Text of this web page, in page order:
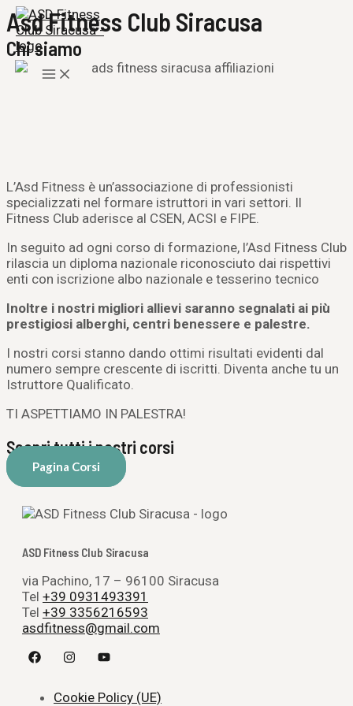
Vai
al
contenuto
Main
Menu
Asd Fitness Club Siracusa
Chi siamo
L’Asd Fitness è un’associazione di professionisti
specializzati nel formare istruttori in vari settori. Il
Fitness Club aderisce al CSEN, ACSI e FIPE.
In seguito ad ogni corso di formazione, l’Asd Fitness Club
rilascia un diploma nazionale riconosciuto dai rispettivi
enti con iscrizione albo nazionale e tesserino tecnico
Inoltre i nostri migliori allievi saranno segnalati ai più
prestigiosi alberghi, centri benessere e palestre.
I nostri corsi stanno dando ottimi risultati evidenti dal
numero sempre crescente di iscritti. Diventa anche tu un
Istruttore Qualificato.
TI ASPETTIAMO IN PALESTRA!
Scopri tutti i nostri corsi
Pagina Corsi
ASD Fitness Club Siracusa
via Pachino, 17 – 96100 Siracusa
Tel +39 0931493391
Tel +39 3356216593
asdfitness@gmail.com
Cookie Policy (UE)